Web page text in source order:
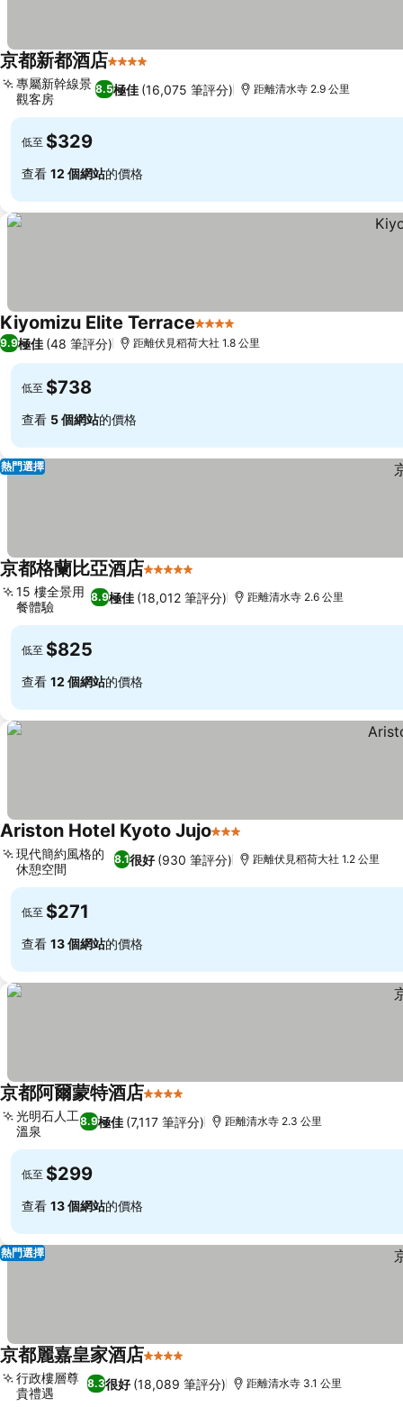
京都新都酒店4 星級
8.5極佳 (16,075 筆評分)
專屬新幹線景
觀客房
距離清水寺 2.9 公里
低至 $329
查看 12 個網站的價格
Kiyomizu Elite Terrace4 星級
9.9極佳 (48 筆評分) 距離伏見稻荷大社 1.8 公里
低至 $738
查看 5 個網站的價格
熱門選擇
京都格蘭比亞酒店5 星級
8.9極佳 (18,012 筆評分)
15 樓全景用
餐體驗
距離清水寺 2.6 公里
低至 $825
查看 12 個網站的價格
Ariston Hotel Kyoto Jujo3 星級
8.1很好 (930 筆評分)
現代簡約風格的
休憩空間
距離伏見稻荷大社 1.2 公里
低至 $271
查看 13 個網站的價格
京都阿爾蒙特酒店4 星級
8.9極佳 (7,117 筆評分)
光明石人工
溫泉
距離清水寺 2.3 公里
低至 $299
查看 13 個網站的價格
熱門選擇
京都麗嘉皇家酒店4 星級
8.3很好 (18,089 筆評分)
行政樓層尊
貴禮遇
距離清水寺 3.1 公里